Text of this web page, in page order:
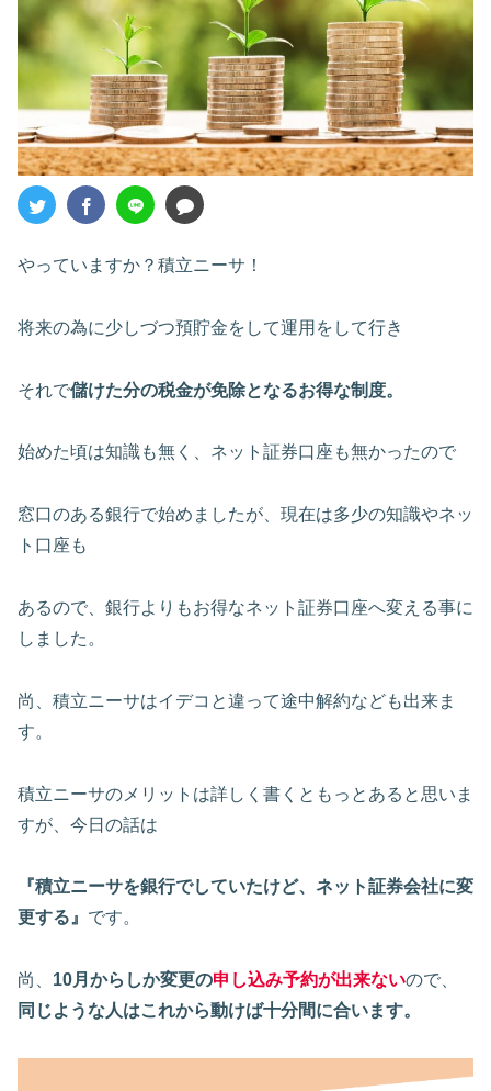
やっていますか？積立ニーサ！
将来の為に少しづつ預貯金をして運用をして行き
それで儲けた分の税金が免除となるお得な制度。
始めた頃は知識も無く、ネット証券口座も無かったので
窓口のある銀行で始めましたが、現在は多少の知識やネッ
ト口座も
あるので、銀行よりもお得なネット証券口座へ変える事に
しました。
尚、積立ニーサはイデコと違って途中解約なども出来ま
す。
積立ニーサのメリットは詳しく書くともっとあると思いま
すが、今日の話は
『積立ニーサを銀行でしていたけど、ネット証券会社に変
更する』 です。
尚、 10月からしか変更の申し込み予約が出来ないので、
同じような人はこれから動けば十分間に合います。